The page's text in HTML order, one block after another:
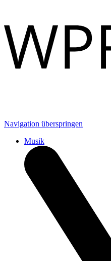
Navigation überspringen
Musik